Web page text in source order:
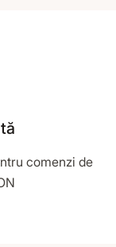
comenzi de